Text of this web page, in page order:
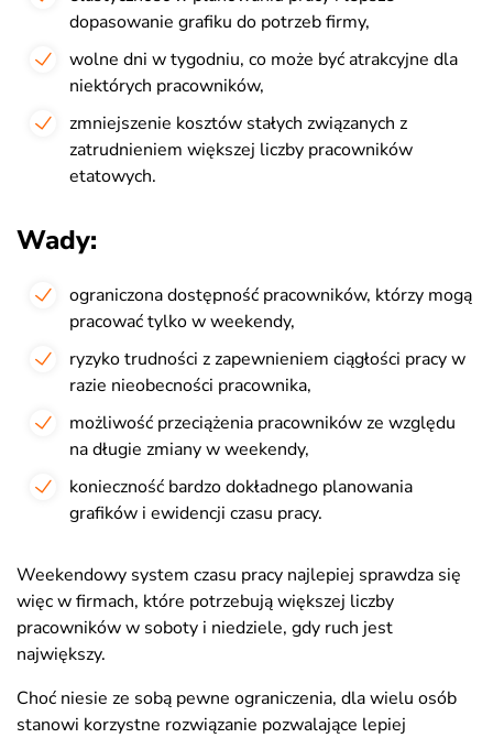
dopasowanie grafiku do potrzeb firmy,
wolne dni w tygodniu, co może być atrakcyjne dla
niektórych pracowników,
zmniejszenie kosztów stałych związanych z
zatrudnieniem większej liczby pracowników
etatowych.
Wady:
ograniczona dostępność pracowników, którzy mogą
pracować tylko w weekendy,
ryzyko trudności z zapewnieniem ciągłości pracy w
razie nieobecności pracownika,
możliwość przeciążenia pracowników ze względu
na długie zmiany w weekendy,
konieczność bardzo dokładnego planowania
grafików i ewidencji czasu pracy.
Weekendowy system czasu pracy najlepiej sprawdza się
więc w firmach, które potrzebują większej liczby
pracowników w soboty i niedziele, gdy ruch jest
największy.
Choć niesie ze sobą pewne ograniczenia, dla wielu osób
stanowi korzystne rozwiązanie pozwalające lepiej